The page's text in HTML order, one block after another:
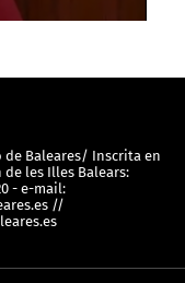
de Baleares/ Inscrita en
les Illes Balears:
- e-mail:
//